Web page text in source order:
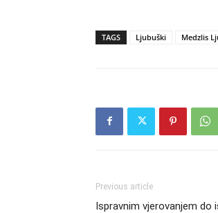
TAGS Ljubuški Medzlis
Previous article
Ispravnim vjerovanjem do